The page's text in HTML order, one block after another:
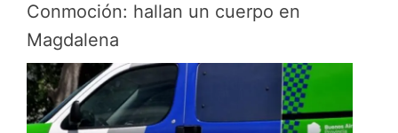
Conmoción: hallan un cuerpo en
Magdalena